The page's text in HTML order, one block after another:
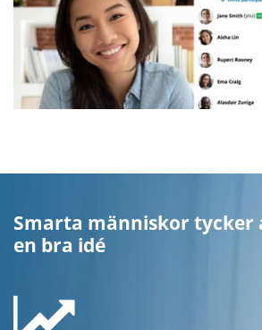
Smarta människor tycker
en bra idé